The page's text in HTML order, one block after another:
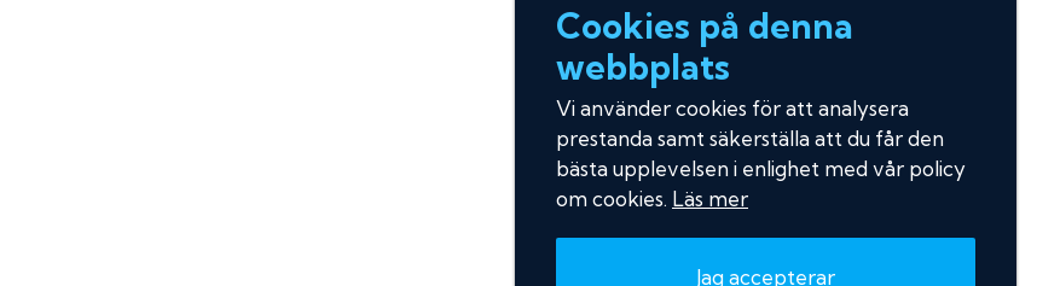
Cookies på denna
webbplats
Vi använder cookies för att analysera
prestanda samt säkerställa att du får den
bästa upplevelsen i enlighet med vår policy
om cookies. Läs mer
Jag accepterar